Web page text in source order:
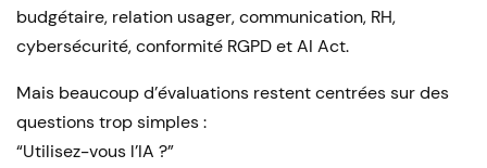
budgétaire, relation usager, communication, RH,
cybersécurité, conformité RGPD et AI Act.
Mais beaucoup d’évaluations restent centrées sur des
questions trop simples :
“Utilisez-vous l’IA ?”